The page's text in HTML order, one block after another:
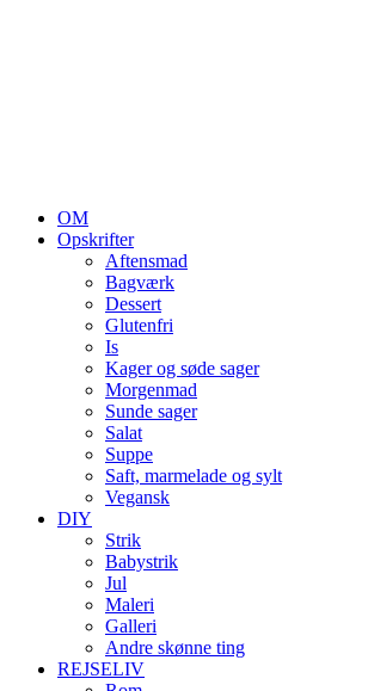
OM
Opskrifter
Aftensmad
Bagværk
Dessert
Glutenfri
Is
Kager og søde sager
Morgenmad
Sunde sager
Salat
Suppe
Saft, marmelade og sylt
Vegansk
DIY
Strik
Babystrik
Jul
Maleri
Galleri
Andre skønne ting
REJSELIV